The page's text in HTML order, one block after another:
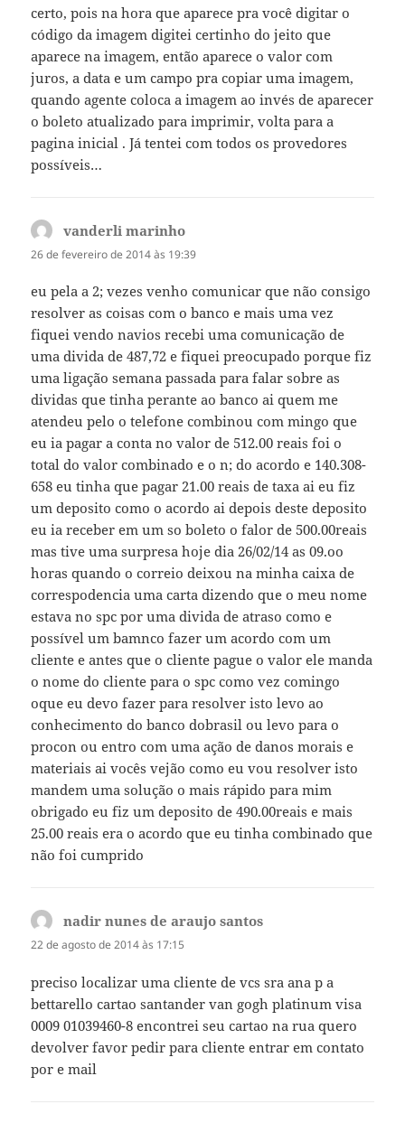
certo, pois na hora que aparece pra você digitar o
código da imagem digitei certinho do jeito que
aparece na imagem, então aparece o valor com
juros, a data e um campo pra copiar uma imagem,
quando agente coloca a imagem ao invés de aparecer
o boleto atualizado para imprimir, volta para a
pagina inicial . Já tentei com todos os provedores
possíveis…
vanderli marinho
26 de fevereiro de 2014 às 19:39
eu pela a 2; vezes venho comunicar que não consigo
resolver as coisas com o banco e mais uma vez
fiquei vendo navios recebi uma comunicação de
uma divida de 487,72 e fiquei preocupado porque fiz
uma ligação semana passada para falar sobre as
dividas que tinha perante ao banco ai quem me
atendeu pelo o telefone combinou com mingo que
eu ia pagar a conta no valor de 512.00 reais foi o
total do valor combinado e o n; do acordo e 140.308-
658 eu tinha que pagar 21.00 reais de taxa ai eu fiz
um deposito como o acordo ai depois deste deposito
eu ia receber em um so boleto o falor de 500.00reais
mas tive uma surpresa hoje dia 26/02/14 as 09.oo
horas quando o correio deixou na minha caixa de
correspodencia uma carta dizendo que o meu nome
estava no spc por uma divida de atraso como e
possível um bamnco fazer um acordo com um
cliente e antes que o cliente pague o valor ele manda
o nome do cliente para o spc como vez comingo
oque eu devo fazer para resolver isto levo ao
conhecimento do banco dobrasil ou levo para o
procon ou entro com uma ação de danos morais e
materiais ai vocês vejão como eu vou resolver isto
mandem uma solução o mais rápido para mim
obrigado eu fiz um deposito de 490.00reais e mais
25.00 reais era o acordo que eu tinha combinado que
não foi cumprido
nadir nunes de araujo santos
22 de agosto de 2014 às 17:15
preciso localizar uma cliente de vcs sra ana p a
bettarello cartao santander van gogh platinum visa
0009 01039460-8 encontrei seu cartao na rua quero
devolver favor pedir para cliente entrar em contato
por e mail